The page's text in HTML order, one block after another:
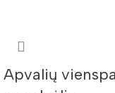
Apvalių